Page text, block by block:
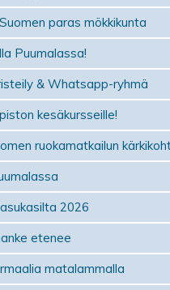
paras mökki­kunta
Puumalassa!
& Whatsapp-ryhmä
kesäkursseille!
ruokamatkailun
2026
etenee
matalammalla